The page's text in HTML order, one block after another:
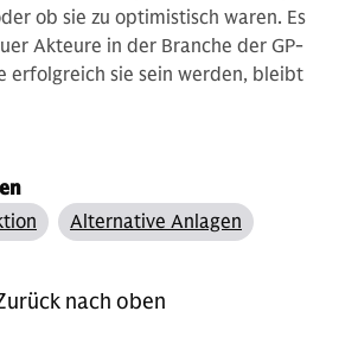
ob sie zu optimistisch waren. Es
Akteure in der Branche der GP-
erfolgreich sie sein werden, bleibt
Alternative Anlagen
nach oben